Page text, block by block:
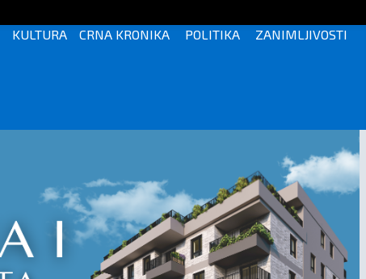
KULTURA CRNA KRONIKA POLITIKA ZANIMLJIVOSTI